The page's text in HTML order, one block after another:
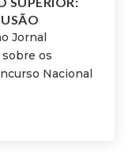
Jornal
os
Nacional